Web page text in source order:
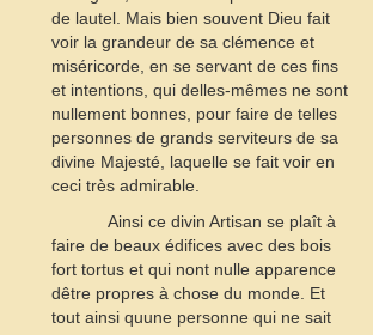
de lautel. Mais bien souvent Dieu fait
voir la grandeur de sa clémence et
miséricorde, en se servant de ces fins
et intentions, qui delles-mêmes ne sont
nullement bonnes, pour faire de telles
personnes de grands serviteurs de sa
divine Majesté, laquelle se fait voir en
ceci très admirable.
Ainsi ce divin Artisan se plaît à
faire de beaux édifices avec des bois
fort tortus et qui nont nulle apparence
dêtre propres à chose du monde. Et
tout ainsi quune personne qui ne sait